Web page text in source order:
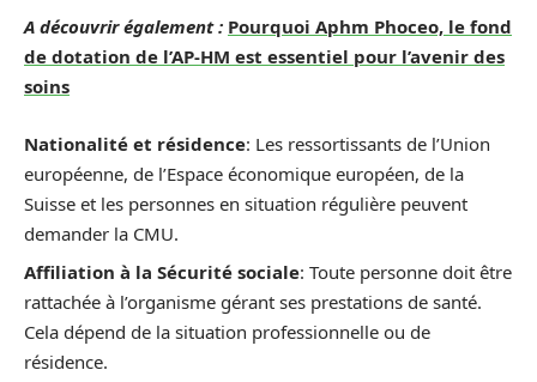
A découvrir également : Pourquoi Aphm Phoceo, le fond
de dotation de l’AP-HM est essentiel pour l’avenir des
soins
Nationalité et résidence: Les ressortissants de l’Union
européenne, de l’Espace économique européen, de la
Suisse et les personnes en situation régulière peuvent
demander la CMU.
Affiliation à la Sécurité sociale: Toute personne doit être
rattachée à l’organisme gérant ses prestations de santé.
Cela dépend de la situation professionnelle ou de
résidence.